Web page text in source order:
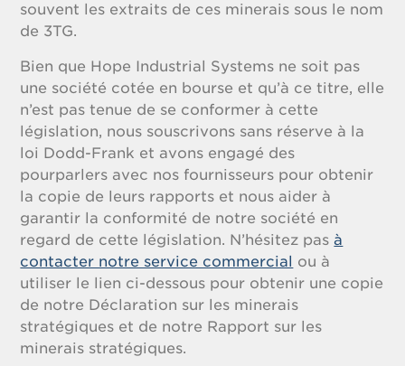
souvent les extraits de ces minerais sous le nom
de 3TG.
Bien que Hope Industrial Systems ne soit pas
une société cotée en bourse et qu’à ce titre, elle
n’est pas tenue de se conformer à cette
législation, nous souscrivons sans réserve à la
loi Dodd-Frank et avons engagé des
pourparlers avec nos fournisseurs pour obtenir
la copie de leurs rapports et nous aider à
garantir la conformité de notre société en
regard de cette législation. N’hésitez pasà
contacter notre service commercial ou à
utiliser le lien ci-dessous pour obtenir une copie
de notre Déclaration sur les minerais
stratégiques et de notre Rapport sur les
minerais stratégiques.